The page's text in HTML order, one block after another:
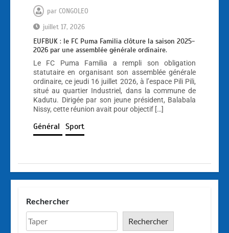
par CONGOLEO
juillet 17, 2026
EUFBUK : le FC Puma Familia clôture la saison 2025-
2026 par une assemblée générale ordinaire.
Le FC Puma Familia a rempli son obligation
statutaire en organisant son assemblée générale
ordinaire, ce jeudi 16 juillet 2026, à l’espace Pili Pili,
situé au quartier Industriel, dans la commune de
Kadutu. Dirigée par son jeune président, Balabala
Nissy, cette réunion avait pour objectif […]
Général Sport
Rechercher
Rechercher